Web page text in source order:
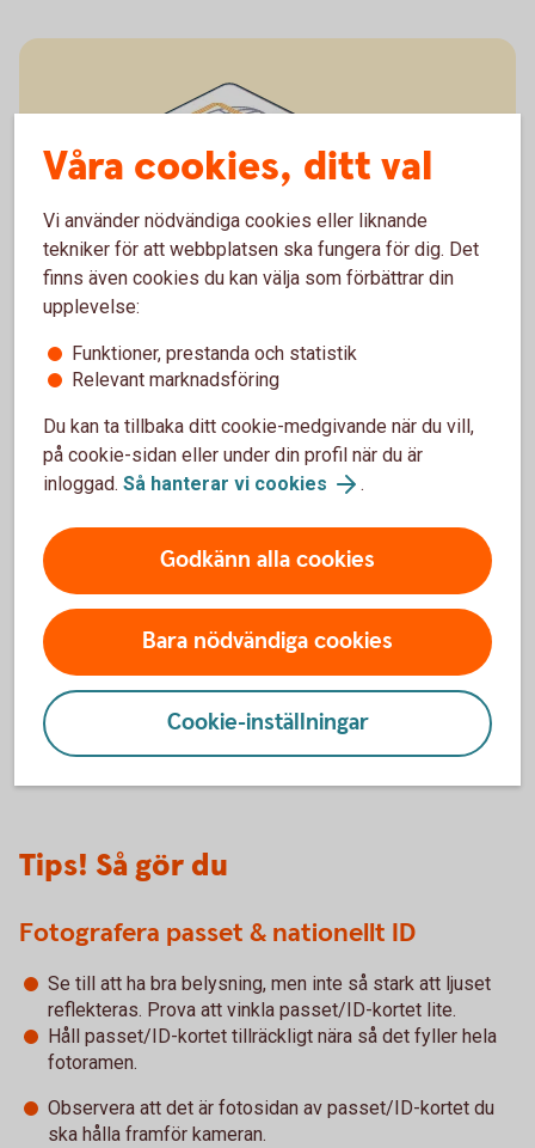
I passet sitter chipet på passets framsida.
I nationella ID-kortet sitter chipet här.
Tips! Så gör du
Fotografera passet & nationellt ID
Se till att ha bra belysning, men inte så stark att ljuset
reflekteras. Prova att vinkla passet/ID-kortet lite.
Håll passet/ID-kortet tillräckligt nära så det fyller hela
fotoramen.
Observera att det är fotosidan av passet/ID-kortet du
ska hålla framför kameran.
Våra cookies, ditt val
Vi använder nödvändiga cookies eller liknande
tekniker för att webbplatsen ska fungera för dig. Det
finns även cookies du kan välja som förbättrar din
upplevelse:
Funktioner, prestanda och statistik
Relevant marknadsföring
Du kan ta tillbaka ditt cookie-medgivande när du vill,
på cookie-sidan eller under din profil när du är
inloggad. Så hanterar vi cookies .
Godkänn alla cookies
Bara nödvändiga cookies
Cookie-inställningar